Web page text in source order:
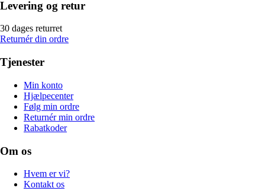
Levering og retur
30 dages returret
Returnér din ordre
Tjenester
Min konto
Hjælpecenter
Følg min ordre
Returnér min ordre
Rabatkoder
Om os
Hvem er vi?
Kontakt os